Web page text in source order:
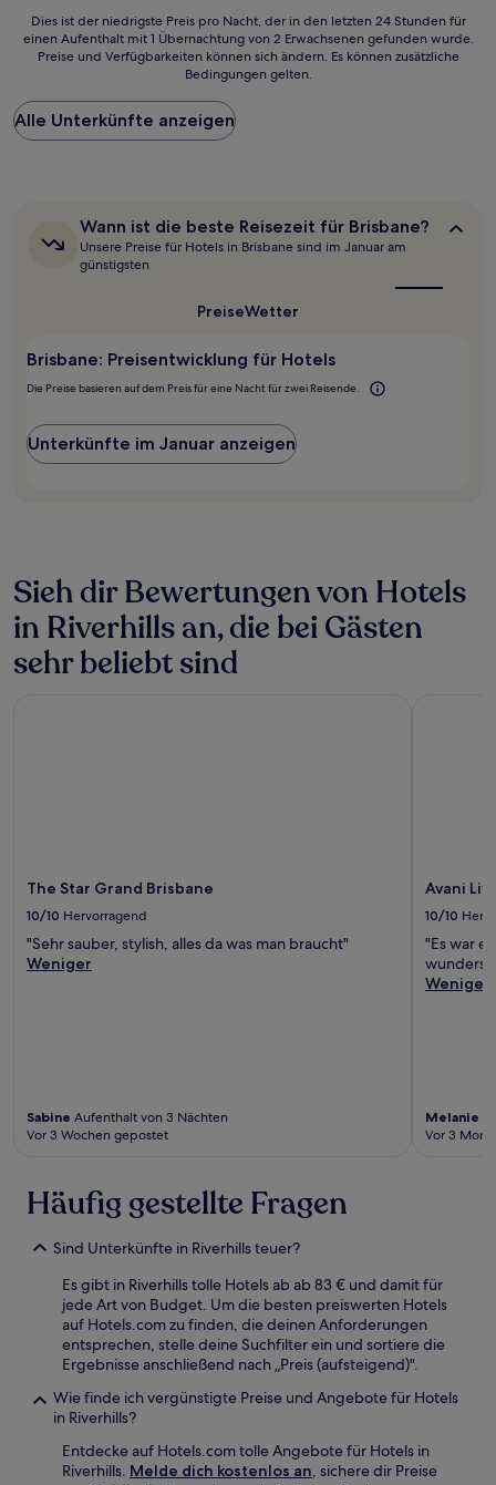
Dies
ist
Preis
pro
Nacht,
24 Stunden
von
2 Erwachsenen
wurde.
Preise
und
können
zusätzliche
Bedingungen
gelten.
Dies ist der niedrigste Preis pro Nacht, der in den letzten 24 Stunden für
einen Aufenthalt mit 1 Übernachtung von 2 Erwachsenen gefunden wurde.
Preise und Verfügbarkeiten können sich ändern. Es können zusätzliche
Bedingungen gelten.
Alle Unterkünfte anzeigen
Wann
ist
die
beste
Wann ist die beste Reisezeit für Brisbane?
Unsere Preise für Hotels in Brisbane sind im Januar am
günstigsten
PreiseWetter
Brisbane: Preisentwicklung für Hotels
Die Preise basieren auf dem Preis für eine Nacht für zwei Reisende.
Unterkünfte im Januar anzeigen
Sieh dir Bewertungen von Hotels
in Riverhills an, die bei Gästen
sehr beliebt sind
The Star Grand Brisbane
10/10 Hervorragend
"Sehr sauber, stylish, alles da was man braucht"
Weniger
Sabine Aufenthalt von 3 Nächten
Vor 3 Wochen gepostet
Avani
10/10
"Es war
Weniger
Melanie
Vor 3
Häufig gestellte Fragen
Sind Unterkünfte in Riverhills teuer?
Es gibt in Riverhills tolle Hotels ab ab 83 € und damit für
jede Art von Budget. Um die besten preiswerten Hotels
auf Hotels.com zu finden, die deinen Anforderungen
entsprechen, stelle deine Suchfilter ein und sortiere die
Ergebnisse anschließend nach „Preis (aufsteigend)".
Wie finde ich vergünstigte Preise und Angebote für Hotels
in Riverhills?
Entdecke auf Hotels.com tolle Angebote für Hotels in
Riverhills. Melde dich kostenlos an, sichere dir Preise